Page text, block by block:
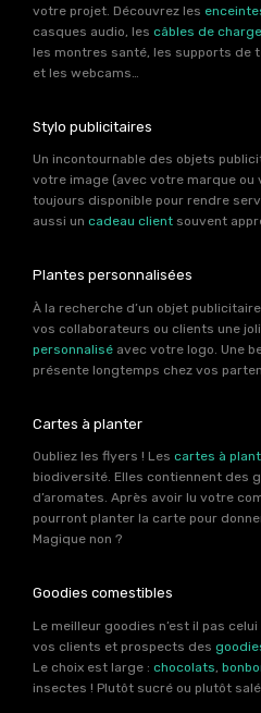
votre projet. Découvrez les
casques audio, les câbles de
les montres santé, les supports de
et les webcams…
Stylo publicitaires
Un incontournable des objets
votre image (avec votre marque ou
toujours disponible pour rendre
aussi un cadeau client souvent
Plantes personnalisées
À la recherche d’un objet
vos collaborateurs ou clients une
personnalisé avec votre logo. Une
présente longtemps chez vos
Cartes à planter
Oubliez les flyers ! Les cartes à
biodiversité. Elles contiennent des
d’aromates. Après avoir lu votre
pourront planter la carte pour
Magique non ?
Goodies comestibles
Le meilleur goodies n’est il pas celui
vos clients et prospects des
Le choix est large : chocolats
insectes ! Plutôt sucré ou plutôt